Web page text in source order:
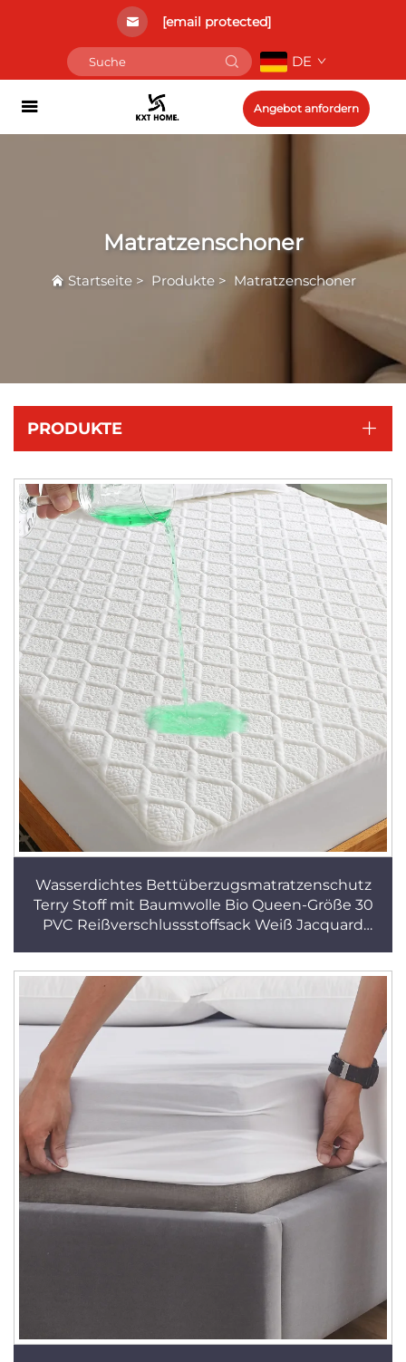
[email protected]
DE
Angebot anfordern
Matratzenschoner
Startseite> Produkte> Matratzenschoner
PRODUKTE
Wasserdichtes Bettüberzugsmatratzenschutz
Terry Stoff mit Baumwolle Bio Queen-Größe 30
PVC Reißverschlussstoffsack Weiß Jacquard